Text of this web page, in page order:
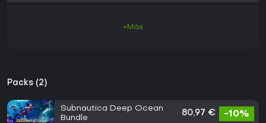
+Más
Packs (2)
Subnautica Deep Ocean
Bundle
80,97 € -10%